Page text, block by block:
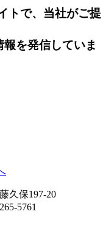
トで、当社がご提
を発信していま
久保197-20
5761